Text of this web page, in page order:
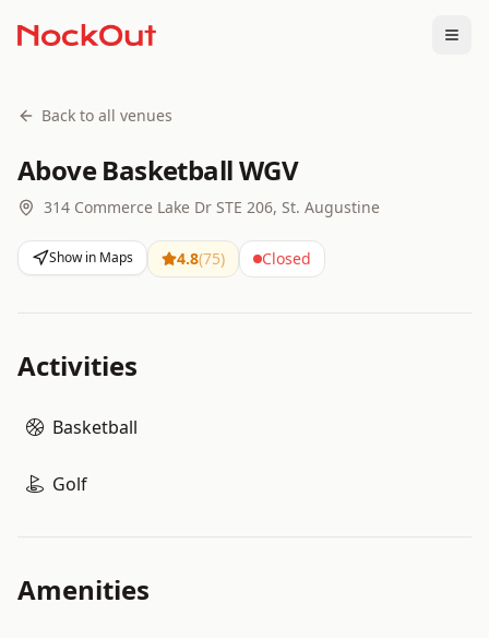
Back to all venues
Above Basketball WGV
314 Commerce Lake Dr STE 206, St. Augustine
Show in Maps 4.8(75) Closed
Activities
Basketball
Golf
Amenities